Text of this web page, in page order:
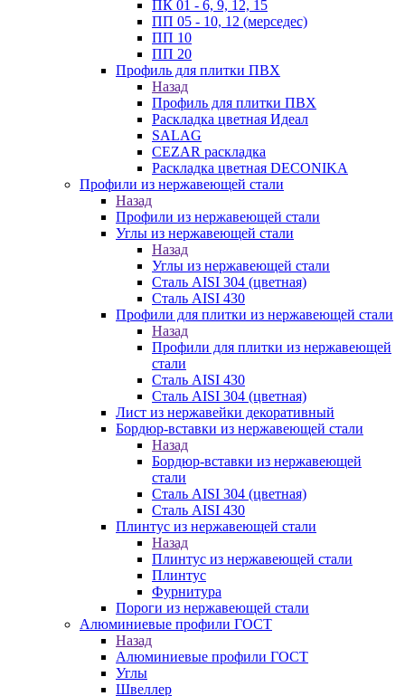
ПК 01 - 6, 9, 12, 15
ПП 05 - 10, 12 (мерседес)
ПП 10
ПП 20
Профиль для плитки ПВХ
Назад
Профиль для плитки ПВХ
Раскладка цветная Идеал
SALAG
CEZAR раскладка
Раскладка цветная DECONIKA
Профили из нержавеющей стали
Назад
Профили из нержавеющей стали
Углы из нержавеющей стали
Назад
Углы из нержавеющей стали
Сталь AISI 304 (цветная)
Сталь AISI 430
Профили для плитки из нержавеющей стали
Назад
Профили для плитки из нержавеющей
стали
Сталь AISI 430
Сталь AISI 304 (цветная)
Лист из нержавейки декоративный
Бордюр-вставки из нержавеющей стали
Назад
Бордюр-вставки из нержавеющей
стали
Сталь AISI 304 (цветная)
Сталь AISI 430
Плинтус из нержавеющей стали
Назад
Плинтус из нержавеющей стали
Плинтус
Фурнитура
Пороги из нержавеющей стали
Алюминиевые профили ГОСТ
Назад
Алюминиевые профили ГОСТ
Углы
Швеллер